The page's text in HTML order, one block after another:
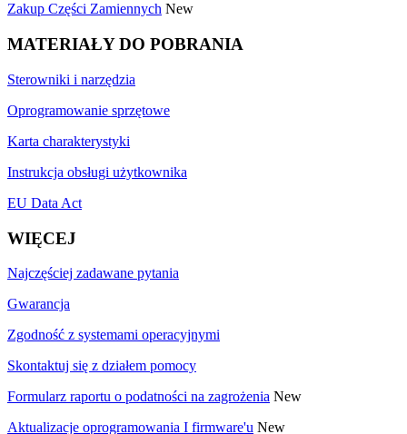
Zakup Części Zamiennych New
MATERIAŁY DO POBRANIA
Sterowniki i narzędzia
Oprogramowanie sprzętowe
Karta charakterystyki
Instrukcja obsługi użytkownika
EU Data Act
WIĘCEJ
Najczęściej zadawane pytania
Gwarancja
Zgodność z systemami operacyjnymi
Skontaktuj się z działem pomocy
Formularz raportu o podatności na zagrożenia New
Aktualizacje oprogramowania I firmware'u New